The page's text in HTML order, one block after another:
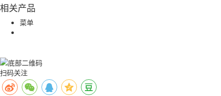
相关产品
菜单
扫码关注